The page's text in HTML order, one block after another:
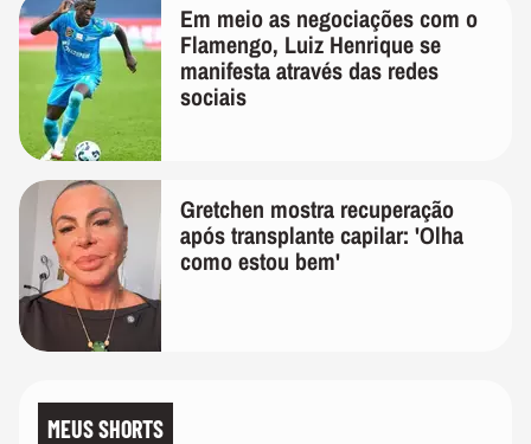
Em meio as negociações com o
Flamengo, Luiz Henrique se
manifesta através das redes
sociais
Gretchen mostra recuperação
após transplante capilar: 'Olha
como estou bem'
MEUS SHORTS